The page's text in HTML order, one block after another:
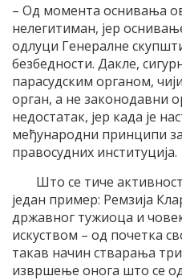
– Од момента оснивања
нелегитиман, јер
одлуци Генералне
безбедности. Дакле,
парасудским органом,
орган, а не законодавни
недостатак, јер када је
међународни принципи
правосудних институција.
Што се тиче
један пример: Ремзија
државног тужиоца и
искуством – од почетка
такав начин стварања
извршење онога што се